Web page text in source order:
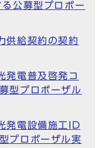
公募型プロポー
供給契約の契約
発電普及啓発コ
型プロポーザル
発電設備施工ID
プロポーザル実